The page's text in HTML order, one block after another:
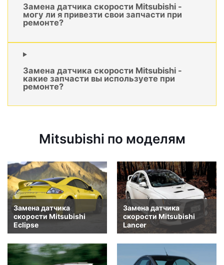
Замена датчика скорости Mitsubishi -
могу ли я привезти свои запчасти при
ремонте?
Замена датчика скорости Mitsubishi -
какие запчасти вы используете при
ремонте?
Mitsubishi по моделям
Замена датчика
скорости Mitsubishi
Eclipse
Замена датчика
скорости Mitsubishi
Lancer